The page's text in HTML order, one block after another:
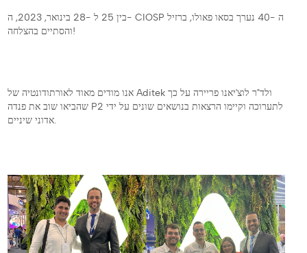
בין 25 ל -28 בינואר, 2023, ה- CIOSP ה -40 נערך בסאו פאולו, ברזיל
והסתיים בהצלחה!
אנו מודים מאוד לאורתודונטיה של Aditek ולד"ר לוצ'יאנו פריירה על כך
שהביאו שוב את פנדה P2 לתערוכה וקיימו הרצאות בנושאים שונים על ידי